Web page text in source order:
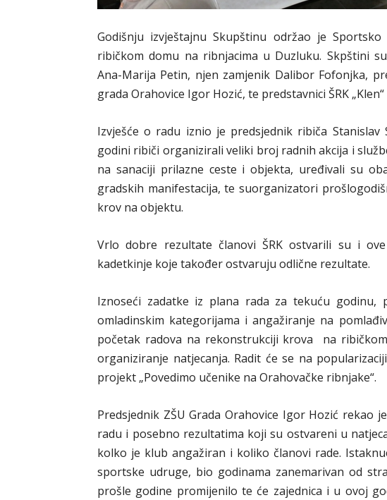
Godišnju izvještajnu Skupštinu održao je
ribičkom domu na ribnjacima u Duzluku. Skpštini
Ana-Marija Petin, njen zamjenik Dalibor Fofonjka,
grada Orahovice Igor Hozić, te predstavnici ŠRK „Klen“
Izvješće o radu iznio je predsjednik ribiča
godini ribiči organizirali veliki broj radnih akcija i
na sanaciji prilazne ceste i objekta, uređivali su
gradskih manifestacija, te suorganizatori
krov na objektu.
Vrlo dobre rezultate članovi ŠRK ostvarili su i
kadetkinje koje također ostvaruju odlične rezultate.
Iznoseći zadatke iz plana rada za tekuću godinu,
omladinskim kategorijama i angažiranje na
početak radova na rekonstrukciji krova na
organiziranje natjecanja. Radit će se na
projekt „Povedimo učenike na Orahovačke ribnjake“.
Predsjednik ZŠU Grada Orahovice Igor Hozić rekao
radu i posebno rezultatima koji su ostvareni u
kolko je klub angažiran i koliko članovi rade.
sportske udruge, bio godinama zanemarivan od
prošle godine promijenilo te će zajednica i u ovoj